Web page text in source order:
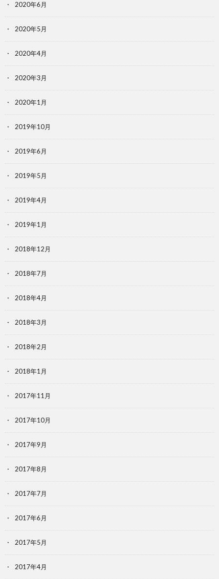
2020年6月
2020年5月
2020年4月
2020年3月
2020年1月
2019年10月
2019年6月
2019年5月
2019年4月
2019年1月
2018年12月
2018年7月
2018年4月
2018年3月
2018年2月
2018年1月
2017年11月
2017年10月
2017年9月
2017年8月
2017年7月
2017年6月
2017年5月
2017年4月